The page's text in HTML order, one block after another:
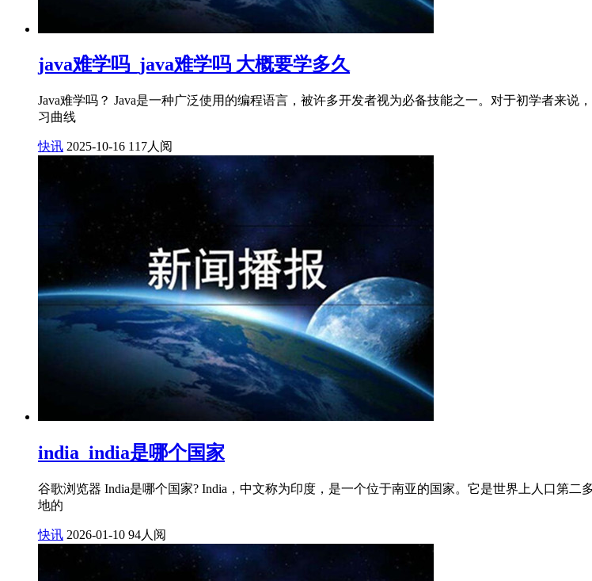
java难学吗_java难学吗 大概要学多久
Java难学吗？ Java是一种广泛使用的编程语言，被许多开发者视为必备技能之一。对于初学者来说
习曲线
快讯 2025-10-16 117人阅
india_india是哪个国家
谷歌浏览器 India是哪个国家? India，中文称为印度，是一个位于南亚的国家。它是世界上人口第
地的
快讯 2026-01-10 94人阅